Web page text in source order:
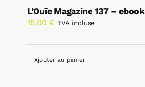
L’Ouïe Magazine 137 – ebook
15,00 € TVA incluse
Ajouter au panier